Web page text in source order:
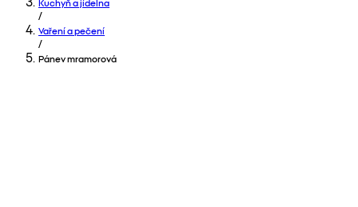
/
Vaření a pečení
/
Pánev mramorová